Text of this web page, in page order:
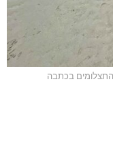
התצלומים בכתבה